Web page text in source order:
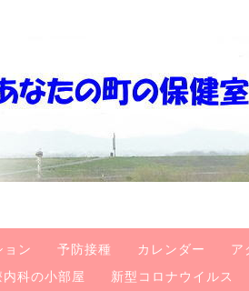
ョン 予防接種 カレンダー ア
内科の小部屋 新型コロナウイルス